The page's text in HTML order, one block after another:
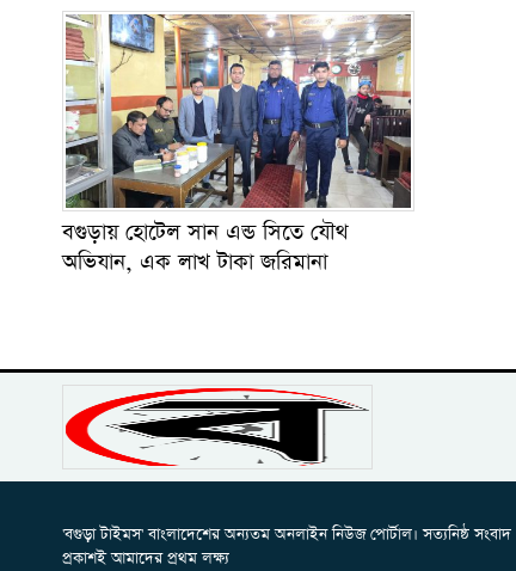
বগুড়ায় হোটেল সান এন্ড সিতে যৌথ
অভিযান, এক লাখ টাকা জরিমানা
'বগুড়া টাইমস' বাংলাদেশের অন্যতম অনলাইন নিউজ পোর্টাল। সত্যনিষ্ঠ সংবাদ
প্রকাশই আমাদের প্রথম লক্ষ্য